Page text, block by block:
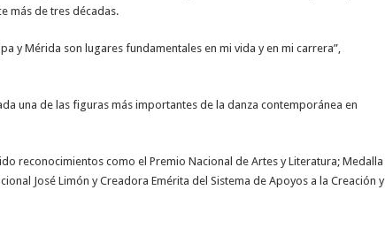
más de tres décadas.
y Mérida son lugares fundamentales en mi vida y en mi carrera”,
una de las figuras más importantes de la danza contemporánea en
reconocimientos como el Premio Nacional de Artes y Literatura; Medalla
José Limón y Creadora Emérita del Sistema de Apoyos a la Creación y